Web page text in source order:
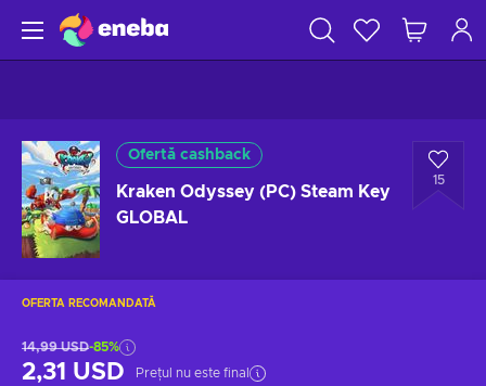
Ofertă cashback
Kraken Odyssey (PC) Steam Key
GLOBAL
15
OFERTA RECOMANDATĂ
14,99 USD-85%
2,31 USD Prețul nu este final